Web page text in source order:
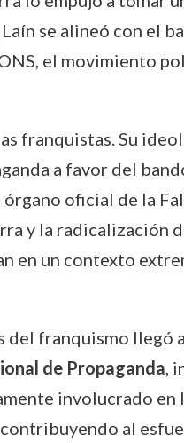
se alineó con el
el movimiento
franquistas. Su
a favor del
órgano oficial de la
y la radicalización
en un contexto
franquismo llegó
de Propaganda,
involucrado
al